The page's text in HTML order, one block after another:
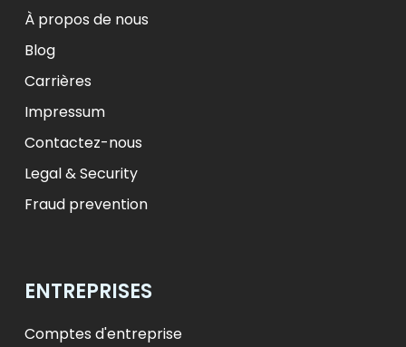
zł PLN
À propos de nous
Blog
Carrières
Impressum
Contactez-nous
Legal & Security
Fraud prevention
ENTREPRISES
Comptes d'entreprise